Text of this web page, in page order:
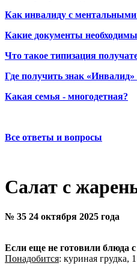
Как инвалиду с ментальными
Какие документы необходимы
Что такое типизация
Где получить знак «Инвалид»
Какая семья - многодетная?
Все ответы и вопросы
Салат с
№ 35 24 октября 2025 года
Если еще не готовили блюда
Понадобится: куриная грудка,